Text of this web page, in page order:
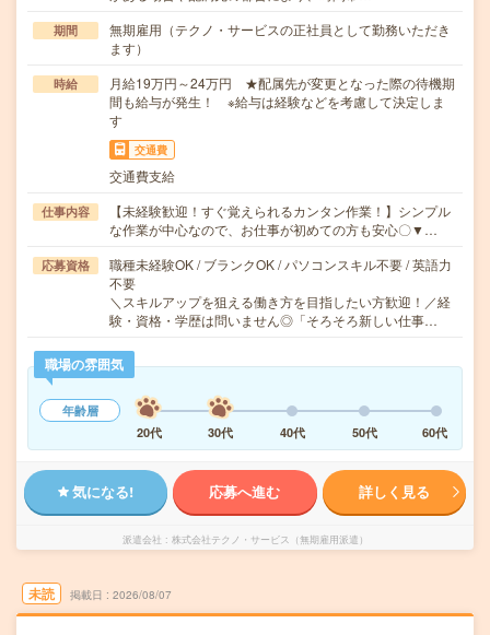
期間
無期雇用（テクノ・サービスの正社員として勤務いただき
ます）
時給
月給19万円～24万円 ★配属先が変更となった際の待機期
間も給与が発生！ ※給与は経験などを考慮して決定しま
す
交通費
交通費支給
仕事内容
【未経験歓迎！すぐ覚えられるカンタン作業！】シンプル
な作業が中心なので、お仕事が初めての方も安心〇▼…
応募資格
職種未経験OK / ブランクOK / パソコンスキル不要 / 英語力
不要
＼スキルアップを狙える働き方を目指したい方歓迎！／経
験・資格・学歴は問いません◎「そろそろ新しい仕事…
職場の雰囲気
年齢層
20代
30代 40代 50代 60代
気になる! 応募へ進む 詳しく見る
派遣会社 株式会社テクノ・サービス（無期雇用派遣）
未読 掲載日 2026/08/07